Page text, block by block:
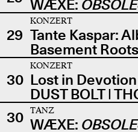
WÆXE:
29
KONZERT
Tante Kaspar:
Basement Roots
30
KONZERT
Lost in
DUST BOLT |
30
TANZ
WÆXE: